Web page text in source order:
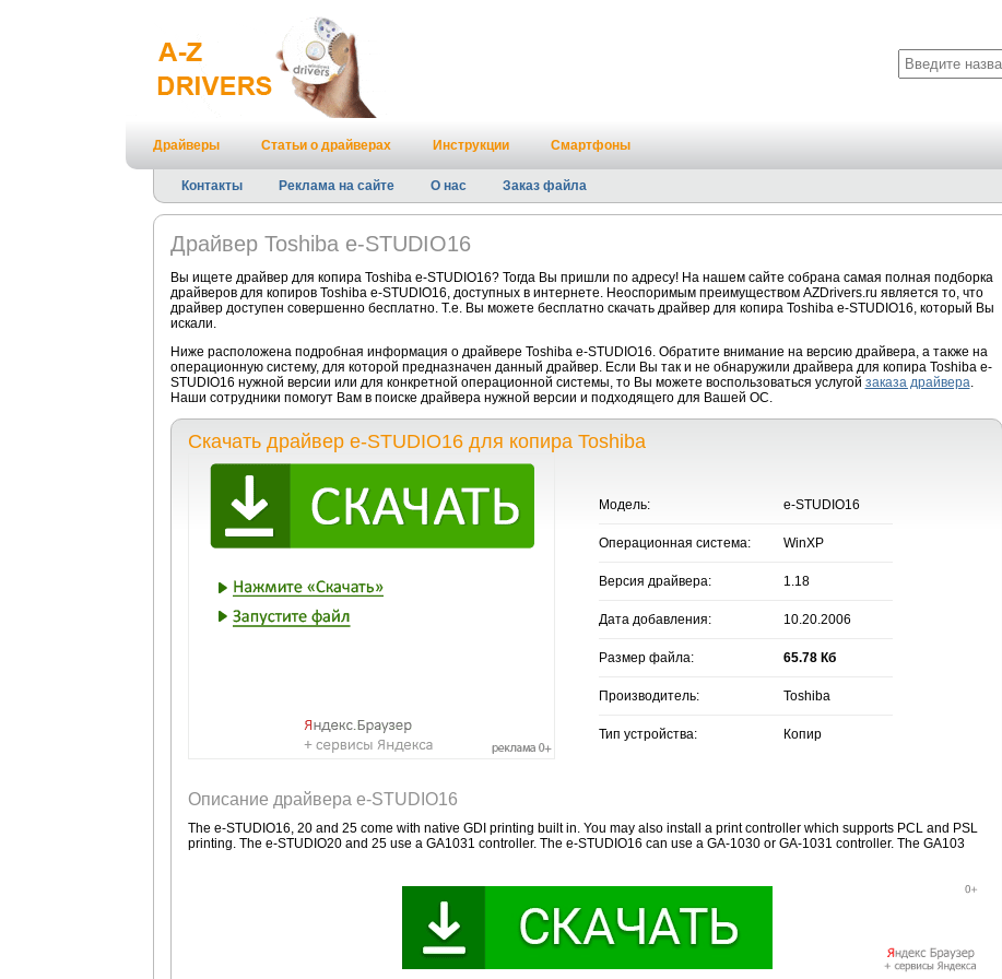
Драйверы Статьи о драйверах Инструкции Смартфоны
Контакты Реклама на сайте О нас Заказ файла
Драйвер Toshiba e-STUDIO16
Вы ищете драйвер для копира Toshiba e-STUDIO16? Тогда Вы пришли по адресу! На нашем сайте собрана самая полная подборка
драйверов для копиров Toshiba e-STUDIO16, доступных в интернете. Неоспоримым преимуществом AZDrivers.ru является то, что
драйвер доступен совершенно бесплатно. Т.е. Вы можете бесплатно скачать драйвер для копира Toshiba e-STUDIO16, который Вы
искали.
Ниже расположена подробная информация о драйвере Toshiba e-STUDIO16. Обратите внимание на версию драйвера, а также на
операционную систему, для которой предназначен данный драйвер. Если Вы так и не обнаружили драйвера для копира Toshiba e-
STUDIO16 нужной версии или для конкретной операционной системы, то Вы можете воспользоваться услугой заказа драйвера.
Наши сотрудники помогут Вам в поиске драйвера нужной версии и подходящего для Вашей ОС.
Скачать драйвер e-STUDIO16 для копира Toshiba
Модель: e-STUDIO16
Операционная система: WinXP
Версия драйвера: 1.18
Дата добавления: 10.20.2006
Размер файла: 65.78 Кб
Производитель: Toshiba
Тип устройства: Копир
Описание драйвера e-STUDIO16
The e-STUDIO16, 20 and 25 come with native GDI printing built in. You may also install a print controller which supports PCL and PSL
printing. The e-STUDIO20 and 25 use a GA1031 controller. The e-STUDIO16 can use a GA-1030 or GA-1031 controller. The GA103